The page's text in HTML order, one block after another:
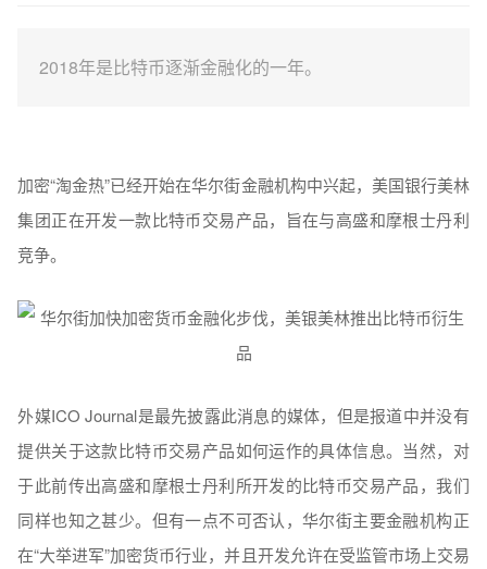
2018年是比特币逐渐金融化的一年。
加密“淘金热”已经开始在华尔街金融机构中兴起，美国银行美林
集团正在开发一款比特币交易产品，旨在与高盛和摩根士丹利
竞争。
外媒ICO Journal是最先披露此消息的媒体，但是报道中并没有
提供关于这款比特币交易产品如何运作的具体信息。当然，对
于此前传出高盛和摩根士丹利所开发的比特币交易产品，我们
同样也知之甚少。但有一点不可否认，华尔街主要金融机构正
在“大举进军”加密货币行业，并且开发允许在受监管市场上交易